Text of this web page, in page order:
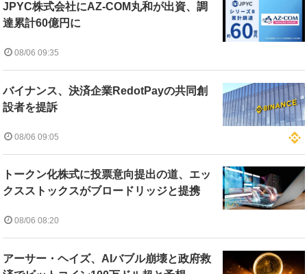
JPYC株式会社にAZ-COM丸和が出資、調
達累計60億円に
08/06 09:35
バイナンス、決済企業RedotPayの共同創
設者を提訴
08/06 09:05
トークン化株式に投票意向提出の道、エッ
クスストックスがブロードリッジと提携
08/06 08:20
アーサー・ヘイズ、AIバブル崩壊と政府救